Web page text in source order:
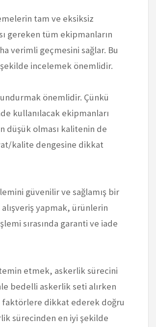
tam ve eksiksiz
gereken tüm ekipmanların
verimli geçmesini sağlar. Bu
incelemek önemlidir.
önemlidir. Çünkü
kullanılacak ekipmanları
düşük olması kalitenin de
kalite dengesine dikkat
güvenilir ve sağlamış bir
yapmak, ürünlerin
sırasında garanti ve iade
etmek, askerlik sürecini
bedelli askerlik seti alırken
faktörlere dikkat ederek doğru
sürecinden en iyi şekilde